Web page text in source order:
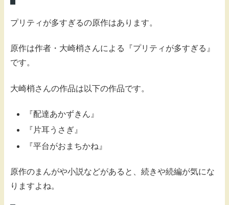
プリティが多すぎるの原作はあります。
原作は作者・大崎梢さんによる『プリティが多すぎる』
です。
大崎梢さんの作品は以下の作品です。
『配達あかずきん』
『片耳うさぎ』
『平台がおまちかね』
原作のまんがや小説などがあると、続きや続編が気にな
りますよね。